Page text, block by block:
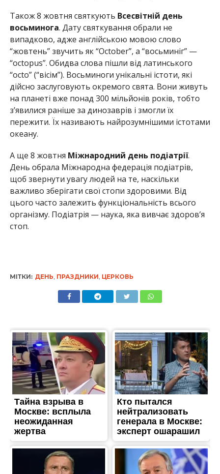
Також 8 жовтня святкують Всесвітній день
восьминога. Дату святкування обрали не
випадково, адже англійською мовою слово
“жовтень” звучить як “October”, а “восьминіг” —
“octopus”. Обидва слова пішли від латинського
“octo” (“вісім”). Восьминоги унікальні істоти, які
дійсно заслуговують окремого свята. Вони живуть
на планеті вже понад 300 мільйонів років, тобто
з’явилися раніше за динозаврів і змогли їх
пережити. Їх називають найрозумнішими істотами
океану.
А ще 8 жовтня Міжнародний день подіатрії.
День обрала Міжнародна федерація подіатрів,
щоб звернути увагу людей на те, наскільки
важливо зберігати свої стопи здоровими. Від
цього часто залежить функціональність всього
організму. Подіатрія — наука, яка вивчає здоров’я
стоп.
МІТКИ: ДЕНЬ ПРАЗДНИКИ ЦЕРКОВЬ